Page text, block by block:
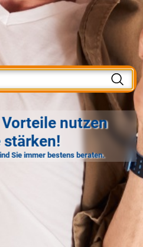
nutzen
stärken!
Sie immer bestens beraten.